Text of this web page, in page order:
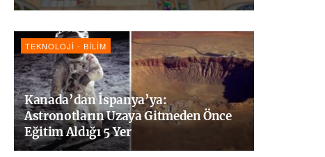
TEKNOLOJI - BILIM
Kanada’dan İspanya’ya:
Astronotların Uzaya Gitmeden Önce
Eğitim Aldığı 5 Yer